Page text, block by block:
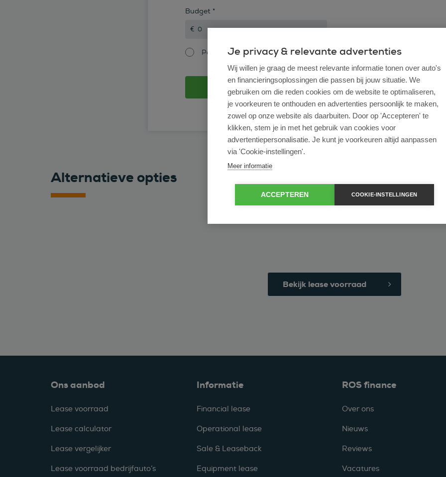
Budget *
Particulier Zakelijk
of bekijk ons volledige lease voorraad
Alternatieve opties
Bekijk lease voorraad
Ons aanbod
Lease voorraad
Lease calculator
Lease vergelijker
Lease voorraad bedrijfauto’s
Informatie
Financial lease
Operational lease
Sale & Leaseback
Equipment lease
ROS finance
Over ons
Nieuws
Reviews
Vacatures
Je privacy & relevante advertenties
Wij willen je graag de meest relevante informatie tonen over auto's
en financieringsoplossingen die passen bij jouw situatie. We
gebruiken om die reden cookies om de website te optimaliseren,
je voorkeuren te onthouden en advertenties persoonlijk te maken,
zowel op onze website als daarbuiten. Door op 'Accepteren' te
klikken, stem je in met het gebruik van cookies voor
advertentiepersonalisatie. Je kunt je voorkeuren altijd aanpassen
via 'Cookie-instellingen'.
Meer informatie
ACCEPTEREN COOKIE-INSTELLINGEN